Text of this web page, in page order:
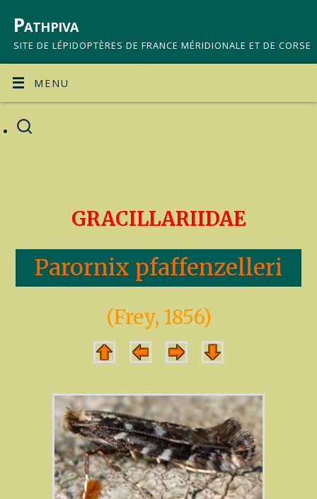
Pathpiva
SITE DE LÉPIDOPTÈRES DE FRANCE MÉRIDIONALE ET DE CORSE
MENU
GRACILLARIIDAE
Parornix pfaffenzelleri
(Frey, 1856)